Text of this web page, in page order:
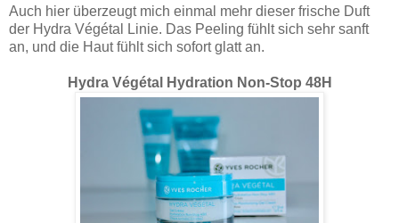
Auch hier überzeugt mich einmal mehr dieser frische Duft
der Hydra Végétal Linie. Das Peeling fühlt sich sehr sanft
an, und die Haut fühlt sich sofort glatt an.
Hydra Végétal Hydration Non-Stop 48H